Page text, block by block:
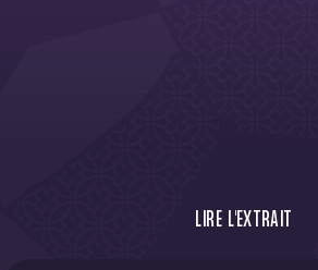
LIRE L'EXTRAIT